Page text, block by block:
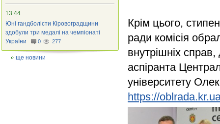
Крім цього,
ради комісія
внутрішніх
аспіранта
університету
https://
13:44
Юні гандболісти Кіровоградщини
здобули три медалі на чемпіонаті
України
0 277
ще новини